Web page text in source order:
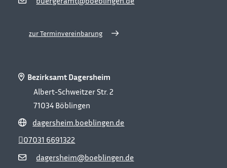
zur Terminvereinbarung
Bezirksamt Dagersheim
Albert-Schweitzer Str. 2
71034 Böblingen
dagersheim.boeblingen.de
dagersheim@boeblingen.de
07031 6691322